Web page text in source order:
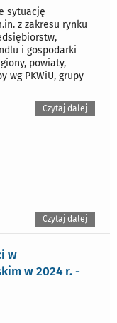
sytuację
z zakresu rynku
i gospodarki
powiaty,
wg PKWiU, grupy
Czytaj dalej
Czytaj dalej
w
w 2024 r. -